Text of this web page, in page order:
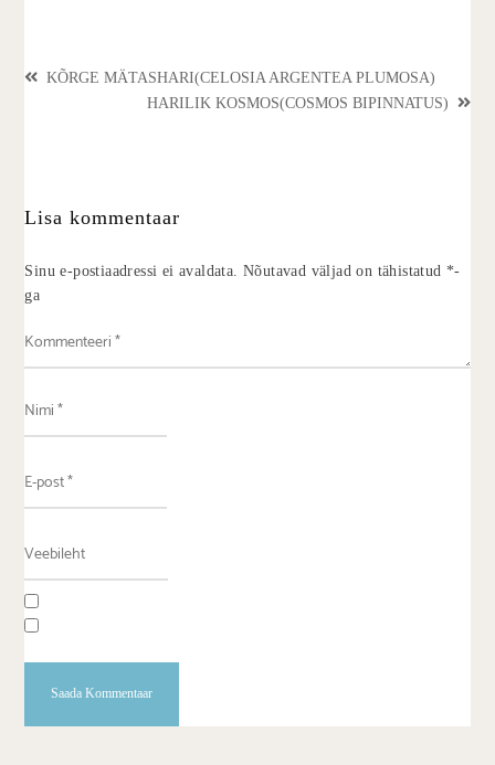
KÕRGE MÄTASHARI(CELOSIA ARGENTEA PLUMOSA)
HARILIK KOSMOS(COSMOS BIPINNATUS)
Lisa kommentaar
Sinu e-postiaadressi ei avaldata. Nõutavad väljad on tähistatud *-
ga